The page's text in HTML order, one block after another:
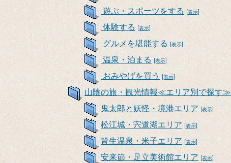
遊ぶ・スポーツをする [表示]
体験する [表示]
グルメを堪能する [表示]
温泉・泊まる [表示]
おみやげを買う [表示]
山陰の旅・観光情報≪エリア別で探す≫
鬼太郎と妖怪・境港エリア [表示]
松江城・宍道湖エリア [表示]
皆生温泉・米子エリア [表示]
安来節・足立美術館エリア [表示]